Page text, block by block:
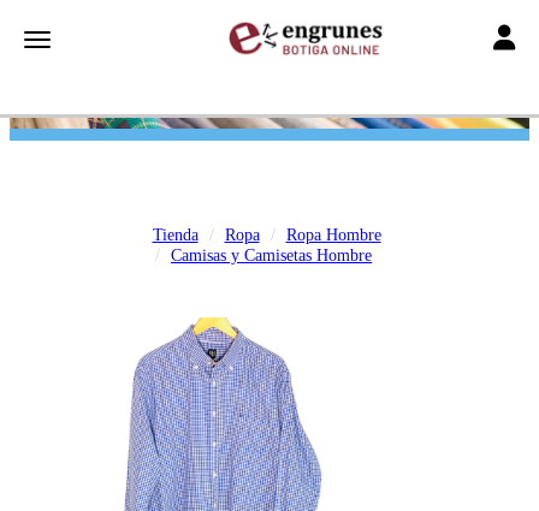
Toggle navigation
Tienda Ropa
Ropa Hombre
Camisas y Camisetas Hombre